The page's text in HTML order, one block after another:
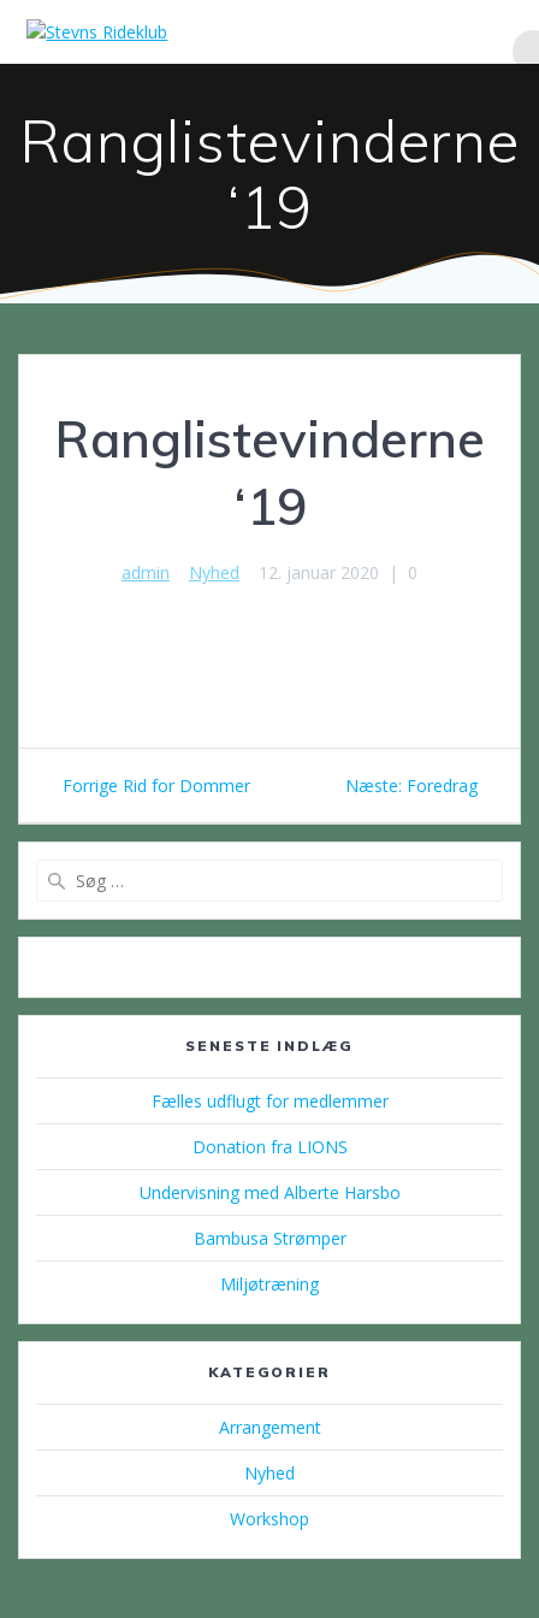
content
Ranglistevinderne
‘19
Ranglistevinderne
‘19
admin Nyhed 12. januar 2020 | 0
Indlægsnavigation
Forrige Forrige
Rid for Dommer Næste: Næste
Foredrag
SENESTE INDLÆG
Fælles udflugt for medlemmer
Donation fra LIONS
Undervisning med Alberte Harsbo
Bambusa Strømper
Miljøtræning
KATEGORIER
Arrangement
Nyhed
Workshop